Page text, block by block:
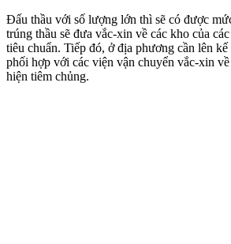
Đấu thầu với số lượng lớn thì sẽ có được
trúng thầu sẽ đưa vắc-xin về các kho của
tiêu chuẩn. Tiếp đó, ở địa phương cần lên
phối hợp với các viện vận chuyển vắc-xin
hiện tiêm chủng.